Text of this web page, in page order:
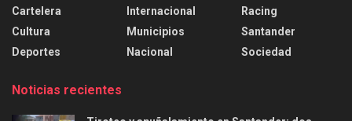
Cartelera
Cultura
Deportes
Internacional
Municipios
Nacional
Racing
Santander
Sociedad
Noticias recientes